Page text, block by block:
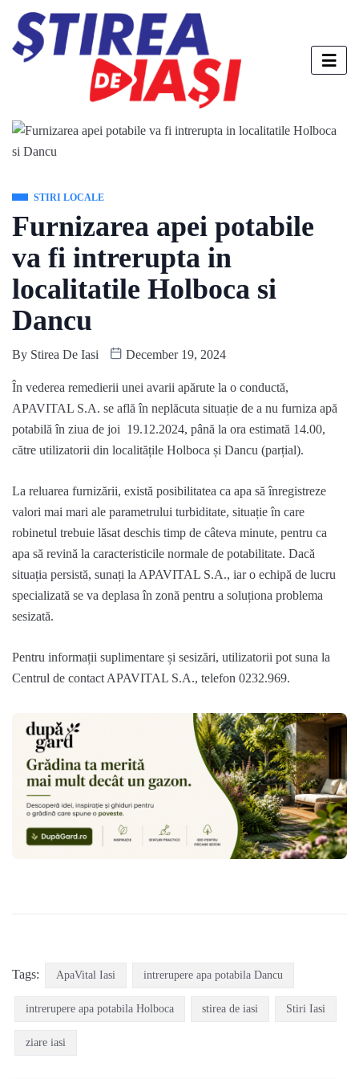
STIRI LOCALE
Furnizarea apei potabile
va fi intrerupta in
localitatile Holboca si
Dancu
By Stirea De Iasi December 19, 2024
În vederea remedierii unei avarii apărute la o conductă,
APAVITAL S.A. se află în neplăcuta situație de a nu furniza apă
potabilă în ziua de joi 19.12.2024, până la ora estimată 14.00,
către utilizatorii din localitățile Holboca și Dancu (parțial).
La reluarea furnizării, există posibilitatea ca apa să înregistreze
valori mai mari ale parametrului turbiditate, situație în care
robinetul trebuie lăsat deschis timp de câteva minute, pentru ca
apa să revină la caracteristicile normale de potabilitate. Dacă
situația persistă, sunați la APAVITAL S.A., iar o echipă de lucru
specializată se va deplasa în zonă pentru a soluționa problema
sesizată.
Pentru informații suplimentare și sesizări, utilizatorii pot suna la
Centrul de contact APAVITAL S.A., telefon 0232.969.
Tags: ApaVital Iasi intrerupere apa potabila Dancu
intrerupere apa potabila Holboca stirea de iasi Stiri Iasi
ziare iasi